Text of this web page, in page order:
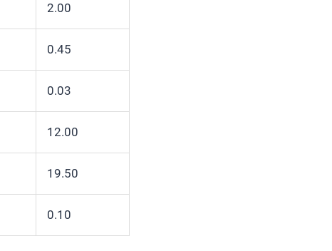
2.00
0.45
0.03
12.00
19.50
0.10